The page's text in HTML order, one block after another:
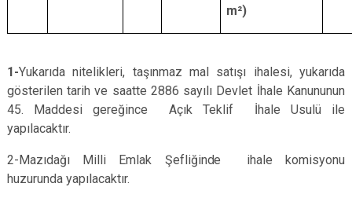
m²)
1-Yukarıda nitelikleri, taşınmaz mal satışı ihalesi, yukarıda
gösterilen tarih ve saatte 2886 sayılı Devlet İhale Kanununun
45. Maddesi gereğince Açık Teklif İhale Usulü ile
yapılacaktır.
2-Mazıdağı Milli Emlak Şefliğinde ihale komisyonu
huzurunda yapılacaktır.